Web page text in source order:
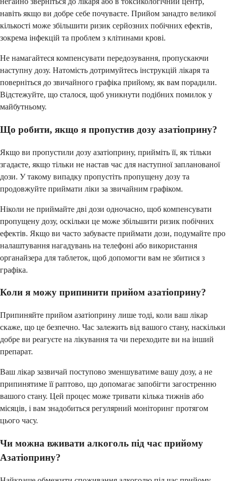
навіть якщо ви добре себе почуваєте. Прийом занадто великої
кількості може збільшити ризик серйозних побічних ефектів,
зокрема інфекцій та проблем з клітинами крові.
Не намагайтеся компенсувати передозування, пропускаючи
наступну дозу. Натомість дотримуйтесь інструкцій лікаря та
поверніться до звичайного графіка прийому, як вам порадили.
Відстежуйте, що сталося, щоб уникнути подібних помилок у
майбутньому.
Що робити, якщо я пропустив дозу азатіоприну?
Якщо ви пропустили дозу азатіоприну, прийміть її, як тільки
згадаєте, якщо тільки не настав час для наступної запланованої
дози. У такому випадку пропустіть пропущену дозу та
продовжуйте приймати ліки за звичайним графіком.
Ніколи не приймайте дві дози одночасно, щоб компенсувати
пропущену дозу, оскільки це може збільшити ризик побічних
ефектів. Якщо ви часто забуваєте приймати дози, подумайте про
налаштування нагадувань на телефоні або використання
органайзера для таблеток, щоб допомогти вам не збитися з
графіка.
Коли я можу припинити прийом азатіоприну?
Припиняйте прийом азатіоприну лише тоді, коли ваш лікар
скаже, що це безпечно. Час залежить від вашого стану, наскільки
добре ви реагуєте на лікування та чи переходите ви на інший
препарат.
Ваш лікар зазвичай поступово зменшуватиме вашу дозу, а не
припинятиме її раптово, що допомагає запобігти загостренню
вашого стану. Цей процес може тривати кілька тижнів або
місяців, і вам знадобиться регулярний моніторинг протягом
цього часу.
Чи можна вживати алкоголь під час прийому
Азатіоприну?